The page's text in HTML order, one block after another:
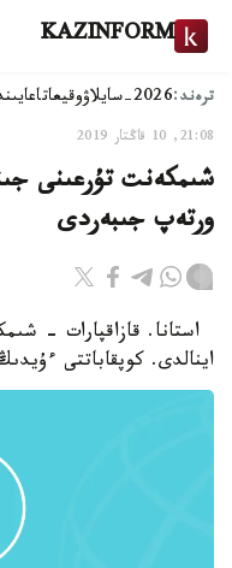
KAZINFORM
ترەند:2026-سايلاۋ وقيعا
21:08, 10 قاڭتار 2019
شىمكەنت تۇرعىنى
ورتەپ جىبەردى
استانا. قازاقپارات -
اينالدى. كوپقاباتتى